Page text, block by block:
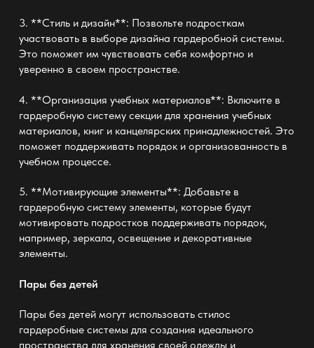
3. **Стиль и дизайн**: Позвольте подросткам
участвовать в выборе дизайна гардеробной системы.
Это поможет им чувствовать себя комфортно и
уверенно в своем пространстве.
4. **Организация учебных материалов**: Включите в
гардеробную систему секции для хранения учебных
материалов, книг и канцелярских принадлежностей. Это
поможет поддерживать порядок и организованность в
учебном процессе.
5. **Мотивирующие элементы**: Добавьте в
гардеробную систему элементы, которые будут
мотивировать подростков поддерживать порядок,
например, зеркала, освещение и декоративные
элементы.
Пары без детей
Пары без детей могут использовать стилос
гардеробные системы для создания идеального
пространства для хранения своей одежды и